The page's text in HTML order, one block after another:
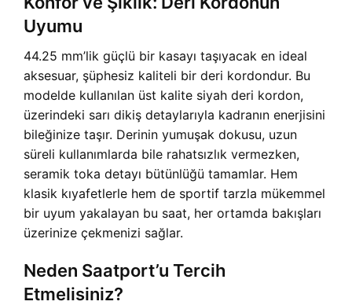
Uyumu
44.25 mm’lik güçlü bir kasayı taşıyacak en ideal
aksesuar, şüphesiz kaliteli bir deri kordondur. Bu
modelde kullanılan üst kalite siyah deri kordon,
üzerindeki sarı dikiş detaylarıyla kadranın enerjisini
bileğinize taşır. Derinin yumuşak dokusu, uzun
süreli kullanımlarda bile rahatsızlık vermezken,
seramik toka detayı bütünlüğü tamamlar. Hem
klasik kıyafetlerle hem de sportif tarzla mükemmel
bir uyum yakalayan bu saat, her ortamda bakışları
üzerinize çekmenizi sağlar.
Neden Saatport’u Tercih
Etmelisiniz?